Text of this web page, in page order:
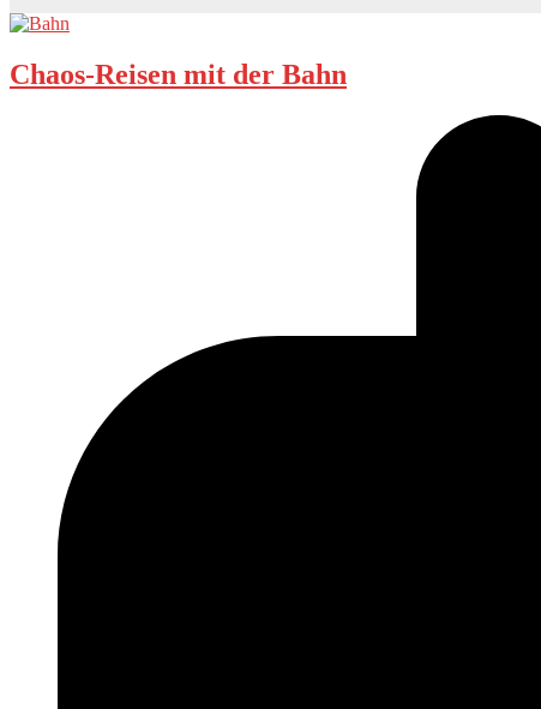
Chaos-Reisen mit der Bahn